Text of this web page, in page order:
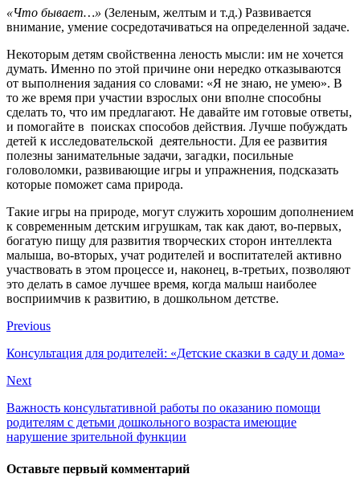
«Что бывает…» (Зеленым, желтым и т.д.) Развивается
внимание, умение сосредотачиваться на определенной задаче.
Некоторым детям свойственна леность мысли: им не хочется
думать. Именно по этой причине они нередко отказываются
от выполнения задания со словами: «Я не знаю, не умею». В
то же время при участии взрослых они вполне способны
сделать то, что им предлагают. Не давайте им готовые ответы,
и помогайте в поисках способов действия. Лучше побуждать
детей к исследовательской деятельности. Для ее развития
полезны занимательные задачи, загадки, посильные
головоломки, развивающие игры и упражнения, подсказать
которые поможет сама природа.
Такие игры на природе, могут служить хорошим дополнением
к современным детским игрушкам, так как дают, во-первых,
богатую пищу для развития творческих сторон интеллекта
малыша, во-вторых, учат родителей и воспитателей активно
участвовать в этом процессе и, наконец, в-третьих, позволяют
это делать в самое лучшее время, когда малыш наиболее
восприимчив к развитию, в дошкольном детстве.
Previous
Консультация для родителей: «Детские сказки в саду и дома»
Next
Важность консультативной работы по оказанию помощи
родителям с детьми дошкольного возраста имеющие
нарушение зрительной функции
Оставьте первый комментарий